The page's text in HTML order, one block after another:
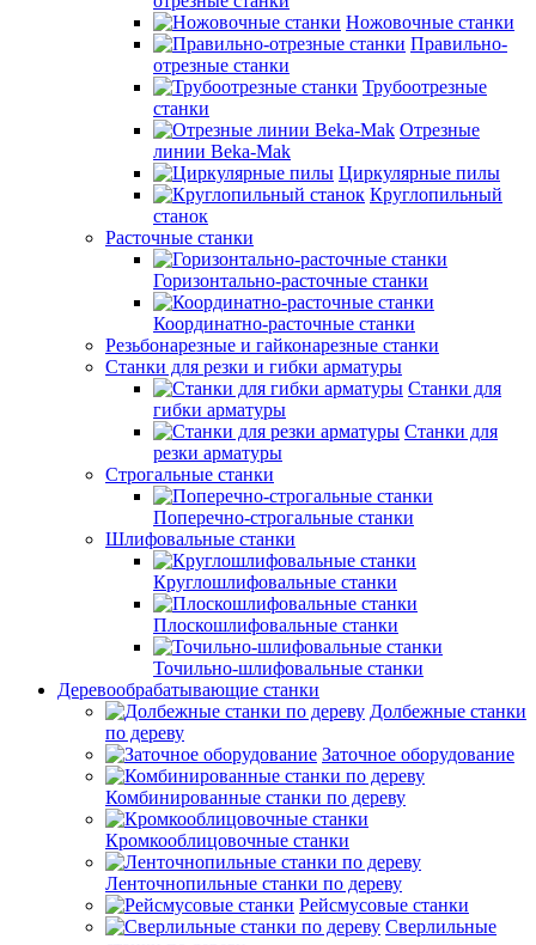
Ножовочные станки
Правильно-
отрезные станки
Трубоотрезные
станки
Отрезные
линии Beka-Mak
Циркулярные пилы
Круглопильный
станок
Расточные станки
Горизонтально-расточные станки
Координатно-расточные станки
Резьбонарезные и гайконарезные станки
Станки для резки и гибки арматуры
Станки для
гибки арматуры
Станки для
резки арматуры
Строгальные станки
Поперечно-строгальные станки
Шлифовальные станки
Круглошлифовальные станки
Плоскошлифовальные станки
Точильно-шлифовальные станки
Деревообрабатывающие станки
Долбежные станки
по дереву
Заточное оборудование
Комбинированные станки по дереву
Кромкооблицовочные станки
Ленточнопильные станки по дереву
Рейсмусовые станки
Сверлильные